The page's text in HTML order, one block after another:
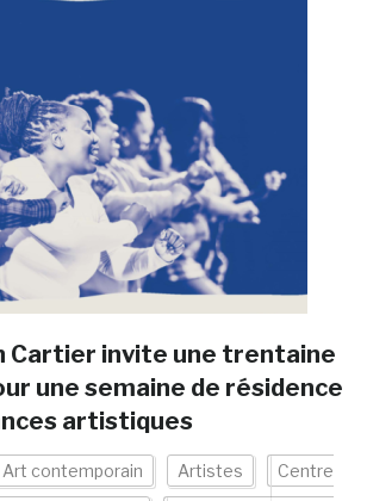
Cartier invite une trentaine
une semaine de résidence
artistiques
Art contemporain Artistes Centre